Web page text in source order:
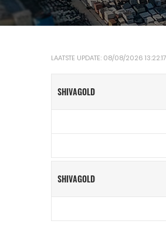
LAATSTE UPDATE: 08/08/2026 13:22:17
SHIVAGOLD
SHIVAGOLD